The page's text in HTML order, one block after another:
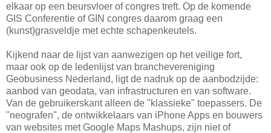
elkaar op een beursvloer of congres treft. Op de komende
GIS Conferentie of GIN congres daarom graag een
(kunst)grasveldje met echte schapenkeutels.
Kijkend naar de lijst van aanwezigen op het veilige fort,
maar ook op de ledenlijst van branchevereniging
Geobusiness Nederland, ligt de nadruk op de aanbodzijde:
aanbod van geodata, van infrastructuren en van software.
Van de gebruikerskant alleen de "klassieke" toepassers. De
"neografen", de ontwikkelaars van iPhone Apps en bouwers
van websites met Google Maps Mashups, zijn niet of